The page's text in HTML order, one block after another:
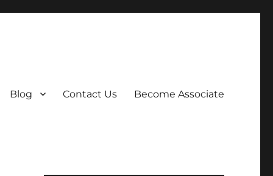
Blog Contact Us Become Associate